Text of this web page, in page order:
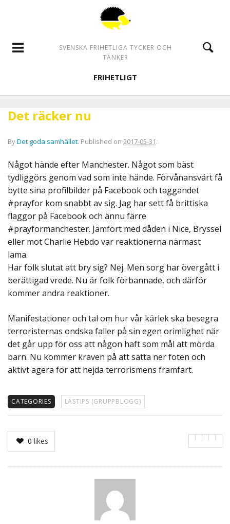
SVENSKA FRIHETLIGA TYCKER OCH
TÄNKER
FRIHETLIGT
Det räcker nu
ByDet goda samhället. Published on 2017-05-31.
Något hände efter Manchester. Något som bäst
tydliggörs genom vad som inte hände. Förvånansvärt få
bytte sina profilbilder på Facebook och taggandet
#prayfor kom snabbt av sig. Jag har sett få brittiska
flaggor på Facebook och ännu färre
#prayformanchester. Jämfört med dåden i Nice, Bryssel
eller mot Charlie Hebdo var reaktionerna närmast
lama.
Har folk slutat att bry sig? Nej. Men sorg har övergått i
berättigad vrede. Nu är folk förbannade, och därför
kommer andra reaktioner.
Manifestationer och tal om hur vår kärlek ska besegra
terroristernas ondska faller på sin egen orimlighet när
det går upp för oss att någon haft som mål att mörda
barn. Nu kommer kraven på att sätta ner foten och
aktivt agera för att hejda terrorismens framfart.
CATEGORIES LÄSTIPS (GRUPPBLOGG)
0 likes